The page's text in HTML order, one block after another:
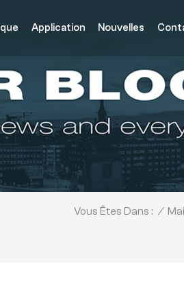
Application Nouvelles
Vous Êtes Dans : /